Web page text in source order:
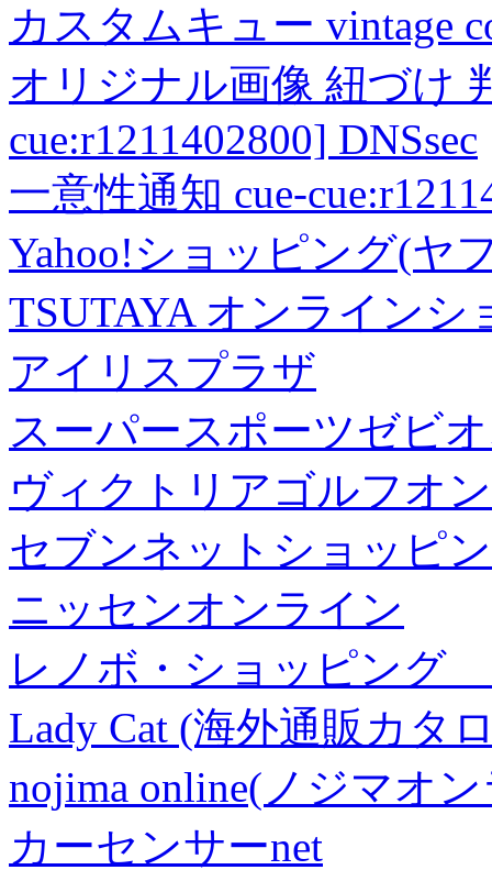
カスタムキュー vintage
オリジナル画像 紐づけ
cue:r1211402800] DNSsec
一意性通知 cue-
Yahoo!ショッピング(ヤ
TSUTAYA オンラインシ
アイリスプラザ
スーパースポーツゼビ
ヴィクトリアゴルフオ
セブンネットショッピ
ニッセンオンライン
レノボ・ショッピング
Lady Cat (海外通販カタ
nojima online(ノジマオ
カーセンサーnet